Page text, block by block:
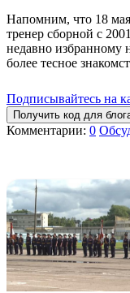
Напомним, что 18
тренер сборной с
недавно избранному
более тесное
Подписывайтесь на
Получить код для
Комментарии: 0